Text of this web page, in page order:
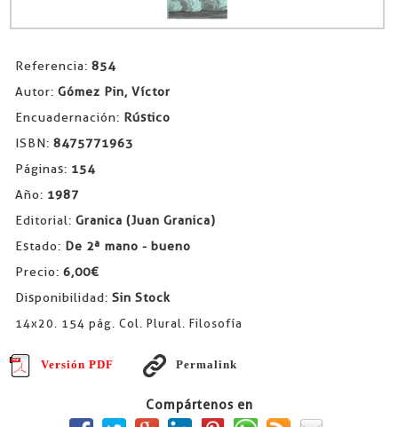
Referencia: 854
Autor: Gómez Pin, Víctor
Encuadernación: Rústico
ISBN: 8475771963
Páginas: 154
Año: 1987
Editorial: Granica (Juan Granica)
Estado: De 2ª mano - bueno
Precio: 6,00€
Disponibilidad: Sin Stock
14x20. 154 pág. Col. Plural. Filosofía
Versión PDF Permalink
Compártenos en